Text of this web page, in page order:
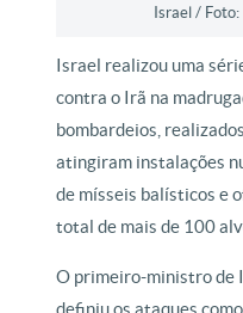
Israel /
Israel realizou uma
contra o Irã na
bombardeios,
atingiram instalações
de mísseis balísticos e
total de mais de 100
O primeiro-ministro de